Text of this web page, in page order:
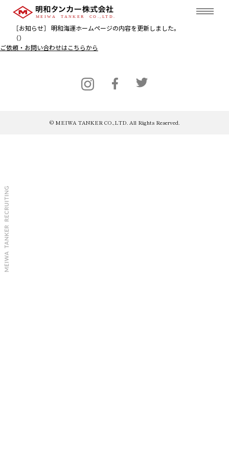
［お知らせ］ 明和海運ホームページの内容を更新しました。
（）
ご依頼・お問い合わせはこちらから
© MEIWA TANKER CO.,LTD. All Rights Reserved.